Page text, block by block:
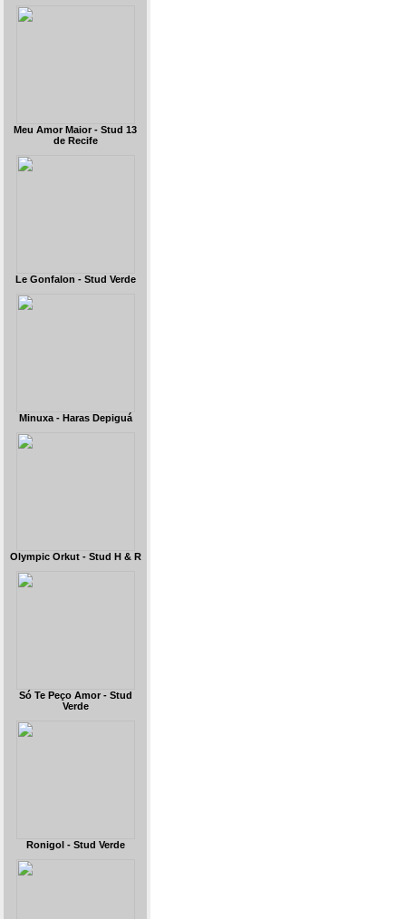
Meu Amor Maior - Stud 13
de Recife
Le Gonfalon - Stud Verde
Minuxa - Haras Depiguá
Olympic Orkut - Stud H & R
Só Te Peço Amor - Stud
Verde
Ronigol - Stud Verde